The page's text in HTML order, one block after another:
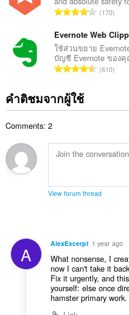
ห
ด
:
ร
ว
ม
ทั้
ง
ห
ค
ะ
น
น
ร
ว
ง
ด
จำ
ว
น
ค
ะ
น
ม
ทั้
ม
170
Evernote Web
ใช้ส่วนขยาย
บัญชี Evernote ของ
จำ
แ
น
ว
ห
ม
ด
:
610
คำติชมจากผู้ใช้
Comments: 2
View forum thread
A AlexExcerpt 1 year ago
What nonsense, I
now I can't take it
Fix it urgently, and
yourself: else once
hamster primary